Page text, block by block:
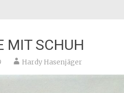
MIT SCHUH
Hardy Hasenjäger